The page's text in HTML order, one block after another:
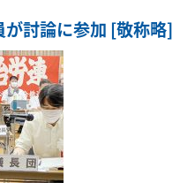
討論に参加 [敬称略]